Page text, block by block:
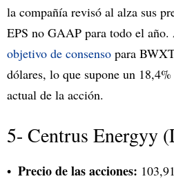
la compañía revisó al alza sus
EPS no GAAP para todo el año.
objetivo de consenso para
dólares, lo que supone un
actual de la acción.
5- Centrus Energyy
Precio de las acciones: